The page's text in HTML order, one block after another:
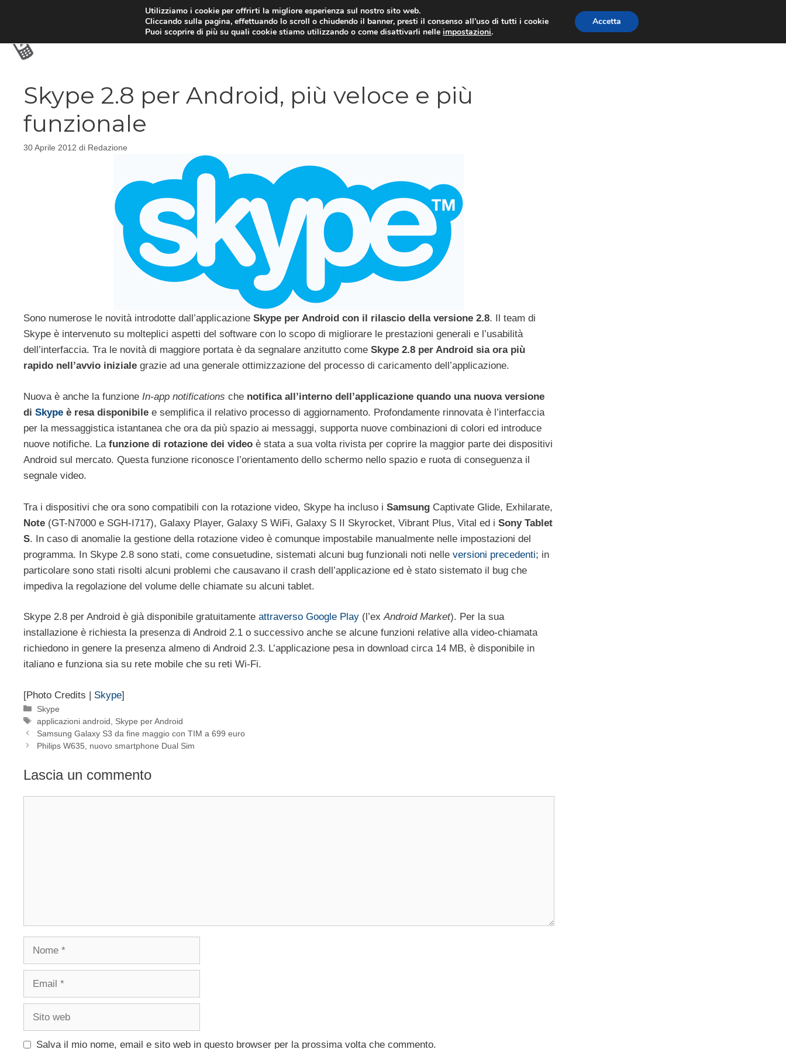
TARIFFE E PROMOZIONI
Skype 2.8 per Android, più veloce e più
funzionale
30 Aprile 2012 di Redazione
Sono numerose le novità introdotte dall’applicazione Skype per Android con il rilascio della versione 2.8. Il team di
Skype è intervenuto su molteplici aspetti del software con lo scopo di migliorare le prestazioni generali e l’usabilità
dell’interfaccia. Tra le novità di maggiore portata è da segnalare anzitutto come Skype 2.8 per Android sia ora più
rapido nell’avvio iniziale grazie ad una generale ottimizzazione del processo di caricamento dell’applicazione.
Nuova è anche la funzione In-app notifications che notifica all’interno dell’applicazione quando una nuova versione
di Skype è resa disponibile e semplifica il relativo processo di aggiornamento. Profondamente rinnovata è l’interfaccia
per la messaggistica istantanea che ora da più spazio ai messaggi, supporta nuove combinazioni di colori ed introduce
nuove notifiche. La funzione di rotazione dei video è stata a sua volta rivista per coprire la maggior parte dei dispositivi
Android sul mercato. Questa funzione riconosce l’orientamento dello schermo nello spazio e ruota di conseguenza il
segnale video.
Tra i dispositivi che ora sono compatibili con la rotazione video, Skype ha incluso i Samsung Captivate Glide, Exhilarate,
Note (GT-N7000 e SGH-I717), Galaxy Player, Galaxy S WiFi, Galaxy S II Skyrocket, Vibrant Plus, Vital ed i Sony Tablet
S. In caso di anomalie la gestione della rotazione video è comunque impostabile manualmente nelle impostazioni del
programma. In Skype 2.8 sono stati, come consuetudine, sistemati alcuni bug funzionali noti nelle versioni precedenti; in
particolare sono stati risolti alcuni problemi che causavano il crash dell’applicazione ed è stato sistemato il bug che
impediva la regolazione del volume delle chiamate su alcuni tablet.
Skype 2.8 per Android è già disponibile gratuitamente attraverso Google Play (l’exAndroid Market). Per la sua
installazione è richiesta la presenza di Android 2.1 o successivo anche se alcune funzioni relative alla video-chiamata
richiedono in genere la presenza almeno di Android 2.3. L’applicazione pesa in download circa 14 MB, è disponibile in
italiano e funziona sia su rete mobile che su reti Wi-Fi.
[Photo Credits | Skype]
Categorie
Skype
Tag
applicazioni android
Skype per Android
Samsung Galaxy S3 da fine maggio con TIM a 699 euro
Philips W635, nuovo smartphone Dual Sim
Lascia un commento
Nome
Email
Sito
Salva il mio nome, email e sito web in questo browser per la prossima volta che commento.
Utilizziamo i cookie per offrirti la migliore esperienza sul nostro sito web.
Cliccando sulla pagina, effettuando lo scroll o chiudendo il banner, presti il consenso all’uso di tutti i cookie
Puoi scoprire di più su quali cookie stiamo utilizzando o come disattivarli nelleimpostazioni.
Accetta